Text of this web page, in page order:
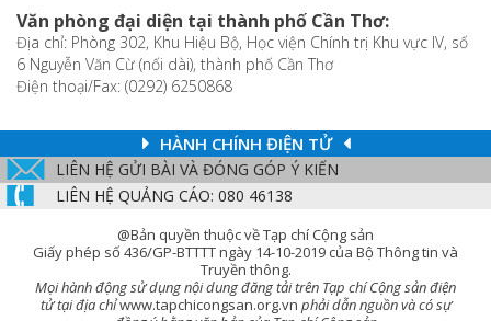
Văn phòng đại diện tại thành phố Cần Thơ:
Địa chỉ: Phòng 302, Khu Hiệu Bộ, Học viện Chính trị Khu vực IV, số
6 Nguyễn Văn Cừ (nối dài), thành phố Cần Thơ
Điện thoại/Fax: (0292) 6250868
HÀNH CHÍNH ĐIỆN TỬ
LIÊN HỆ GỬI BÀI VÀ ĐÓNG GÓP Ý KIẾN
LIÊN HỆ QUẢNG CÁO: 080 46138
@Bản quyền thuộc về Tạp chí Cộng sản
Giấy phép số 436/GP-BTTTT ngày 14-10-2019 của Bộ Thông tin và
Truyền thông.
Mọi hành động sử dụng nội dung đăng tải trên Tạp chí Cộng sản điện
tử tại địa chỉwww.tapchicongsan.org.vn phải dẫn nguồn và có sự